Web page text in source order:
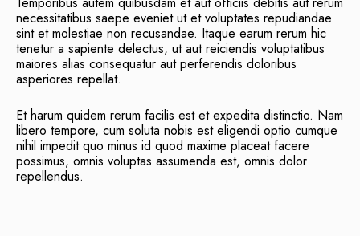
necessitatibus saepe eveniet ut et voluptates repudiandae
sint et molestiae non recusandae. Itaque earum rerum hic
tenetur a sapiente delectus, ut aut reiciendis voluptatibus
maiores alias consequatur aut perferendis doloribus
asperiores repellat.
Et harum quidem rerum facilis est et expedita distinctio. Nam
libero tempore, cum soluta nobis est eligendi optio cumque
nihil impedit quo minus id quod maxime placeat facere
possimus, omnis voluptas assumenda est, omnis dolor
repellendus.